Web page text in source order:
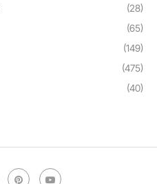
(28)
(65)
(149)
(475)
(40)